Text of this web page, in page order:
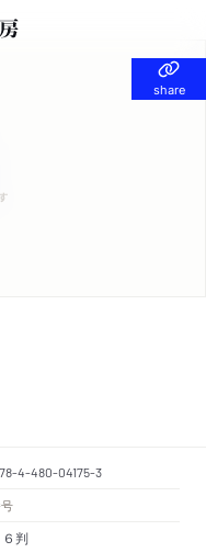
share
share
4-480-04175-3
６判